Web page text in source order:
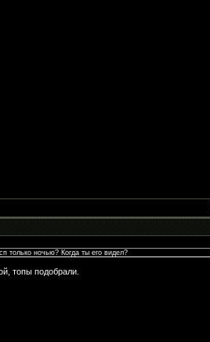
только ночью? Когда ты его видел?
топы подобрали.